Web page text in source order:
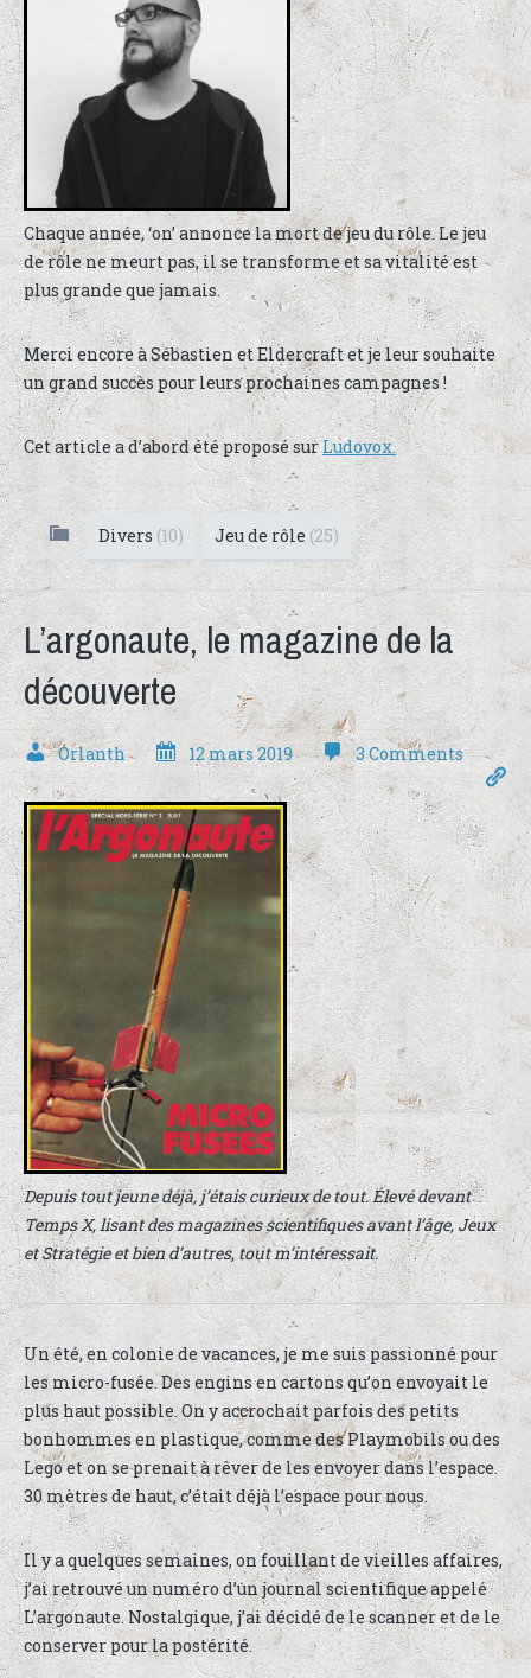
Chaque année, ‘on’ annonce la mort de jeu du rôle. Le jeu
de rôle ne meurt pas, il se transforme et sa vitalité est
plus grande que jamais.
Merci encore à Sébastien et Eldercraft et je leur souhaite
un grand succès pour leurs prochaines campagnes !
Cet article a d’abord été proposé surLudovox.
Divers (10) Jeu de rôle (25)
L’argonaute, le magazine de la
découverte
Orlanth 12 mars 2019 3 Comments
Depuis tout jeune déjà, j’étais curieux de tout. Élevé devant
Temps X, lisant des magazines scientifiques avant l’âge, Jeux
et Stratégie et bien d’autres, tout m’intéressait.
Un été, en colonie de vacances, je me suis passionné pour
les micro-fusée. Des engins en cartons qu’on envoyait le
plus haut possible. On y accrochait parfois des petits
bonhommes en plastique, comme des Playmobils ou des
Lego et on se prenait à rêver de les envoyer dans l’espace.
30 mètres de haut, c’était déjà l’espace pour nous.
Il y a quelques semaines, on fouillant de vieilles affaires,
j’ai retrouvé un numéro d’un journal scientifique appelé
L’argonaute. Nostalgique, j’ai décidé de le scanner et de le
conserver pour la postérité.